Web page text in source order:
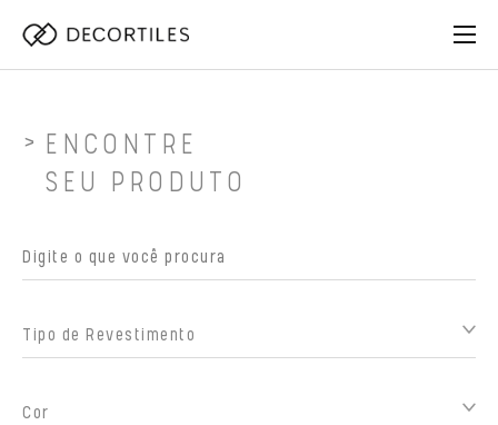
ENCONTRE
SEU PRODUTO
Tipo de Revestimento
Cor